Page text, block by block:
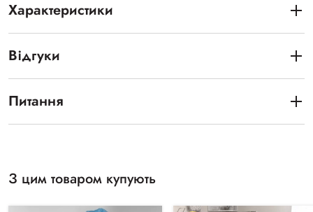
Характеристики
Відгуки
Питання
З цим товаром купують